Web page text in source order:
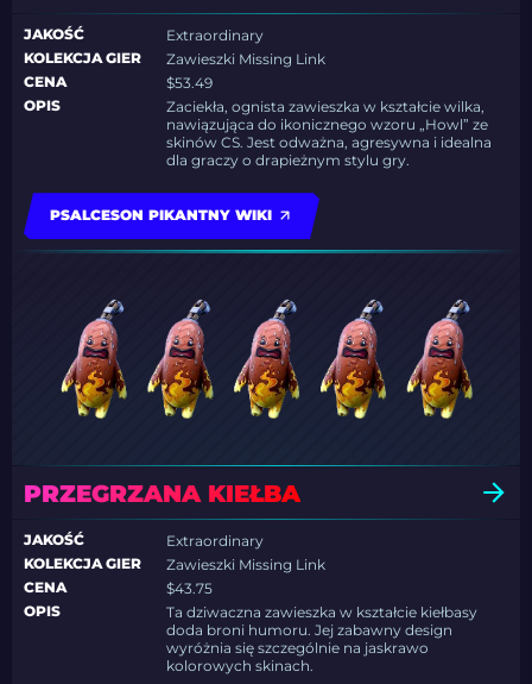
JAKOŚĆ
Extraordinary
KOLEKCJA GIER
Zawieszki Missing Link
CENA
$53.49
OPIS
Zaciekła, ognista zawieszka w kształcie wilka,
nawiązująca do ikonicznego wzoru „Howl” ze
skinów CS. Jest odważna, agresywna i idealna
dla graczy o drapieżnym stylu gry.
PSALCESON PIKANTNY WIKI
PRZEGRZANA KIEŁBA
JAKOŚĆ
Extraordinary
KOLEKCJA GIER
Zawieszki Missing Link
CENA
$43.75
OPIS
Ta dziwaczna zawieszka w kształcie kiełbasy
doda broni humoru. Jej zabawny design
wyróżnia się szczególnie na jaskrawo
kolorowych skinach.